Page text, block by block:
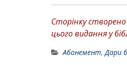
Сторінку
цього видання у
Абонемент,Дари